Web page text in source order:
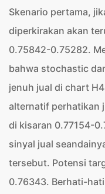
Skenario pertama,
diperkirakan akan
0.75842-0.75282.
bahwa stochastic
jenuh jual di chart
alternatif perhatikan
di kisaran 0.77154-
sinyal jual
tersebut. Potensi
0.76343. Berhati-